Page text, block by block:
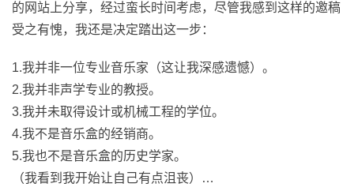
的网站上分享，经过蛮长时间考虑，尽管我感到这样的邀稿
受之有愧，我还是决定踏出这一步：
1.我并非一位专业音乐家（这让我深感遗憾）。
2.我并非声学专业的教授。
3.我并未取得设计或机械工程的学位。
4.我不是音乐盒的经销商。
5.我也不是音乐盒的历史学家。
（我看到我开始让自己有点沮丧）…